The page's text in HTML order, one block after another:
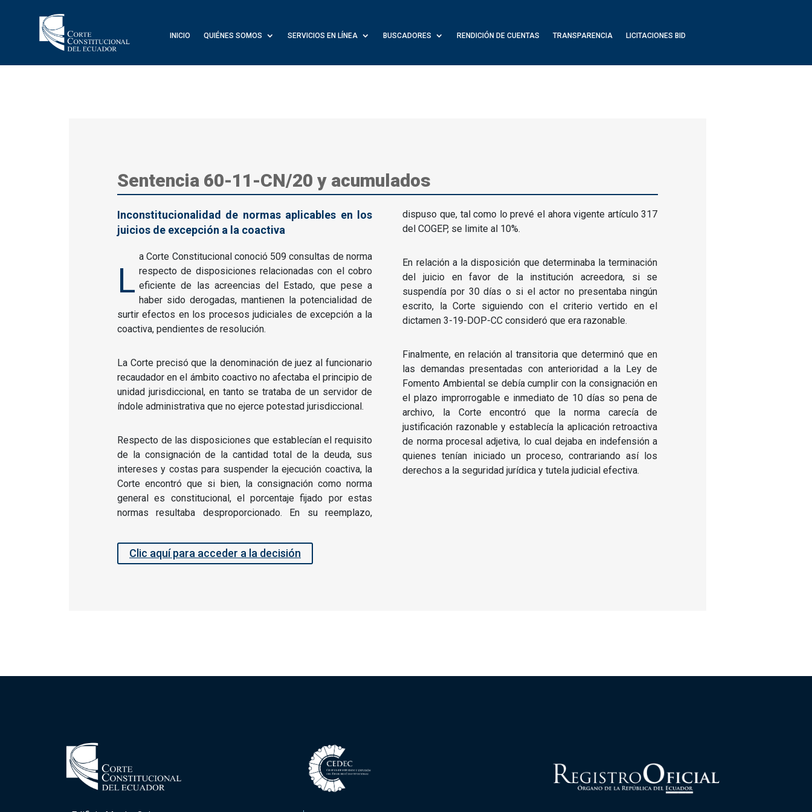
INICIO QUIÉNES SOMOS SERVICIOS EN LÍNEA BUSCADORES RENDICIÓN DE CUENTAS TRANSPARENCIA LICITACIONES BID
Sentencia 60-11-CN/20 y acumulados
Inconstitucionalidad de normas aplicables en los
juicios de excepción a la coactiva
L
a Corte Constitucional conoció 509 consultas de norma
respecto de disposiciones relacionadas con el cobro
eficiente de las acreencias del Estado, que pese a
haber sido derogadas, mantienen la potencialidad de
surtir efectos en los procesos judiciales de excepción a la
coactiva, pendientes de resolución.
La Corte precisó que la denominación de juez al funcionario
recaudador en el ámbito coactivo no afectaba el principio de
unidad jurisdiccional, en tanto se trataba de un servidor de
índole administrativa que no ejerce potestad jurisdiccional.
Respecto de las disposiciones que establecían el requisito
de la consignación de la cantidad total de la deuda, sus
intereses y costas para suspender la ejecución coactiva, la
Corte encontró que si bien, la consignación como norma
general es constitucional, el porcentaje fijado por estas
normas resultaba desproporcionado. En su reemplazo,
dispuso que, tal como lo prevé el ahora vigente artículo 317
del COGEP, se limite al 10%.
En relación a la disposición que determinaba la terminación
del juicio en favor de la institución acreedora, si se
suspendía por 30 días o si el actor no presentaba ningún
escrito, la Corte siguiendo con el criterio vertido en el
dictamen 3-19-DOP-CC consideró que era razonable.
Finalmente, en relación al transitoria que determinó que en
las demandas presentadas con anterioridad a la Ley de
Fomento Ambiental se debía cumplir con la consignación en
el plazo improrrogable e inmediato de 10 días so pena de
archivo, la Corte encontró que la norma carecía de
justificación razonable y establecía la aplicación retroactiva
de norma procesal adjetiva, lo cual dejaba en indefensión a
quienes tenían iniciado un proceso, contrariando así los
derechos a la seguridad jurídica y tutela judicial efectiva.
Clic aquí para acceder a la decisión